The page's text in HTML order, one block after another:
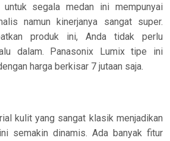
segala medan ini mempunyai
namun kinerjanya sangat super.
produk ini, Anda tidak perlu
dalam. Panasonix Lumix tipe ini
harga berkisar 7 jutaan saja.
kulit yang sangat klasik menjadikan
semakin dinamis. Ada banyak fitur